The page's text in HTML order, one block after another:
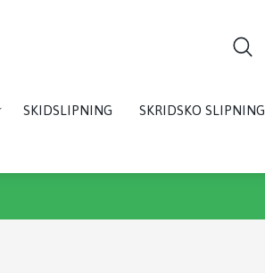
SKIDSLIPNING SKRIDSKO SLIPNING